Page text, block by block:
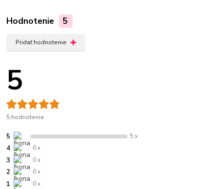
Hodnotenie 5
Pridať hodnotenie
5
5 hodnotenie
5 5 x
4 0 x
3 0 x
2 0 x
1 0 x